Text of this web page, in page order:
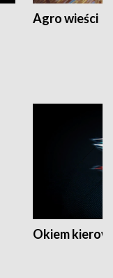
Agro wieści
Okiem